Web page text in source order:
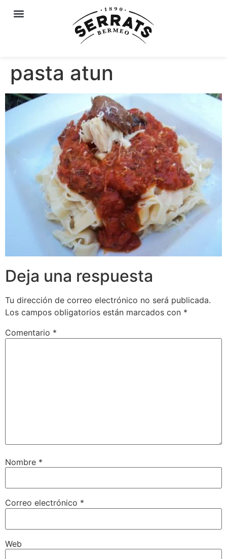
pasta atun
Deja una respuesta
Tu dirección de correo electrónico no será publicada.
Los campos obligatorios están marcados con *
Comentario *
Nombre *
Correo electrónico *
Web